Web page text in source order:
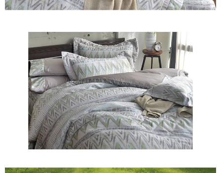
「AFTEE先享後付」，若未經同意申辦者引起之損失，本公司不負相關責
任。
請求用戶進行身份認證。
５．嚴禁一人註冊多個帳號或使用他人資訊註冊。若發現惡意使用之情形，
恩沛科技股份有限公司將有權停止該用戶之使用額度並採取法律行動。